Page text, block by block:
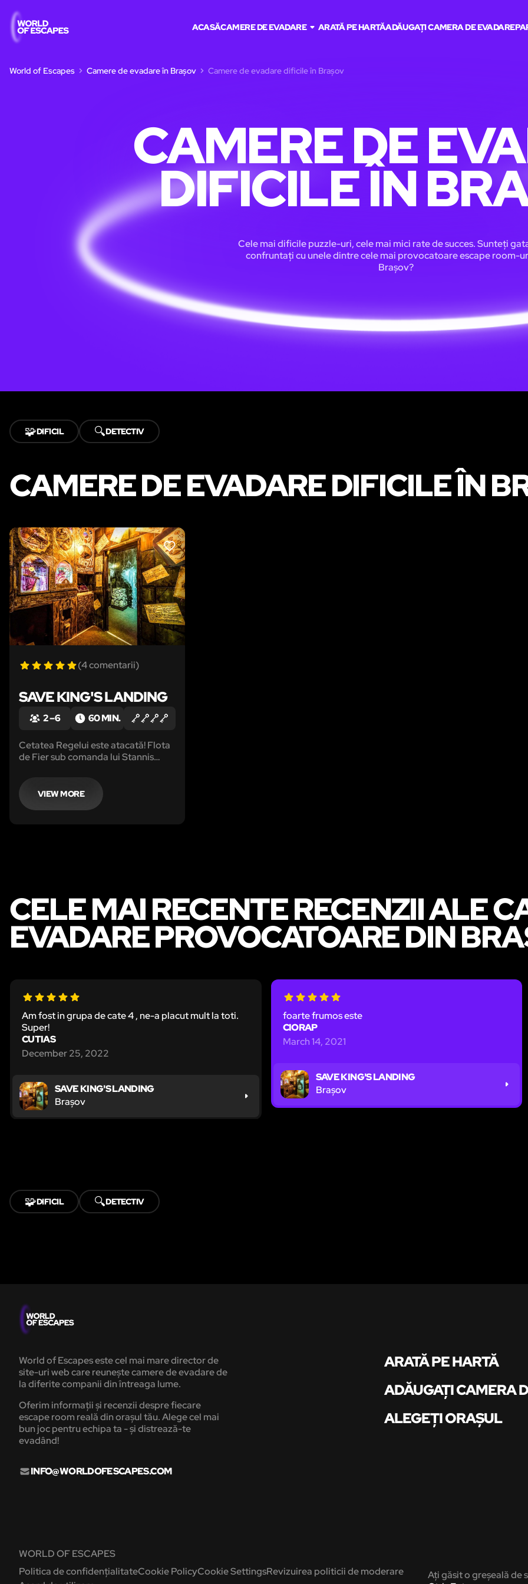
ACASĂCAMERE DE EVADARE ARATĂ PE HARTĂADĂUGAȚI CAMERA DE EVADARE
World of Escapes Camere de evadare în Brașov Camere de evadare dificile în Brașov
CAMERE DE
DIFICILE ÎN
Cele mai dificile puzzle-uri, cele mai mici rate de succes. Sunteți
confruntați cu unele dintre cele mai provocatoare escape room-
Brașov?
🧩DIFICIL 🔍DETECTIV
CAMERE DE EVADARE DIFICILE ÎN
LIKE
(4 comentarii)
SAVE KING'S LANDING
2 – 6 60 MIN.
Cetatea Regelui este atacată! Flota
de Fier sub comanda lui Stannis
zidurile cetății și atunci vom fi
pierduți cu toții! Sunt prea puternici
și nu vom putea să apărăm cetatea!
VIEW MORE
CELE MAI RECENTE RECENZII ALE
EVADARE PROVOCATOARE DIN
Am fost in grupa de cate 4 , ne-a placut mult la toti.
Super!
CUTIAS
December 25, 2022
SAVE KING'S LANDING
Brașov
foarte frumos este
CIORAP
March 14, 2021
SAVE KING'S LANDING
Brașov
🧩DIFICIL 🔍DETECTIV
World of Escapes este cel mai mare director de
site-uri web care reunește camere de evadare de
la diferite companii din întreaga lume.
Oferim informații și recenzii despre fiecare
escape room reală din orașul tău. Alege cel mai
bun joc pentru echipa ta - și distrează-te
evadând!
INFO@WORLDOFESCAPES.COM
ARATĂ PE HARTĂ
ADĂUGAȚI CAMERA
ALEGEȚI ORAȘUL
Ați găsit o greșeală de
WORLD OF ESCAPES
Politica de confidențialitateCookie PolicyCookie SettingsRevizuirea politicii de moderare